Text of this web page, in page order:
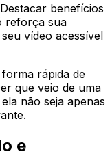
Destacar benefícios
reforça sua
vídeo acessível
rápida de
que veio de uma
não seja apenas
e